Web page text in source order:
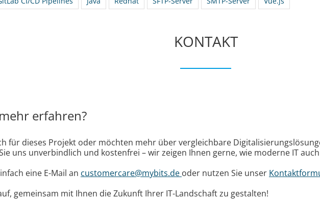
KONTAKT
erfahren?
für dieses Projekt oder möchten mehr über vergleichbare
uns unverbindlich und kostenfrei – wir zeigen Ihnen gerne, wie moderne IT
eine E-Mail an customercare@mybits.de oder nutzen Sie unser
gemeinsam mit Ihnen die Zukunft Ihrer IT-Landschaft zu gestalten!